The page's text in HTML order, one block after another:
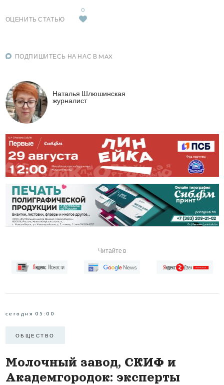
ОЦЕНИТЬ СТАТЬЮ
0
ПОДПИШИТЕСЬ НА НАС В MAX
Наталья Шлюшинская
журналист
Читайте в
сегодня 05:00
ОБЩЕСТВО
Молочный завод, СКИФ и
Академгородок: эксперты